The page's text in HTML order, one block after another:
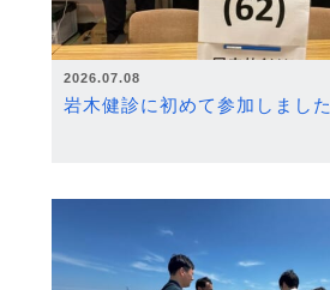
2026.07.08
岩木健診に初めて参加しました